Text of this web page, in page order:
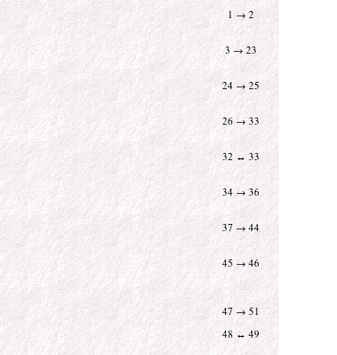
1 → 2
3 → 23
24 → 25
26 → 33
32 ↔ 33
34 → 36
37 → 44
45 → 46
47 → 51
48 ↔ 49